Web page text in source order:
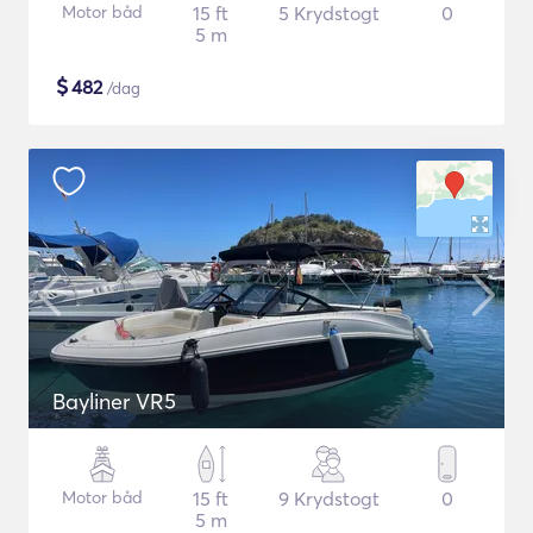
Motor båd
15 ft
5 m
5 Krydstogt 0
$482/dag
Bayliner VR5
Motor båd
15 ft
5 m
9 Krydstogt 0